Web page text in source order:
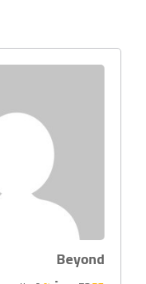
Instructors
Beyond